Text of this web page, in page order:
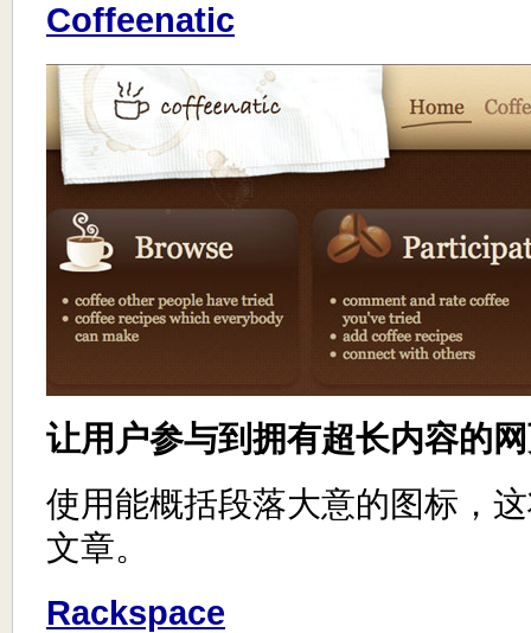
Coffeenatic
让用户参与到拥有超长内容的
使用能概括段落大意的图标，
文章。
Rackspace